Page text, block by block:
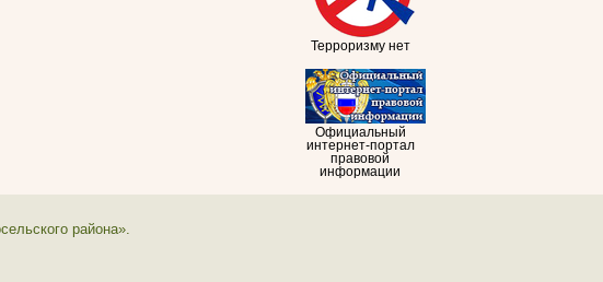
Терроризму нет
Официальный
интернет-портал
правовой
информации
района».